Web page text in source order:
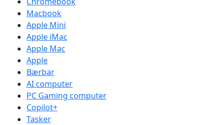
Macbook
Apple Mini
Apple iMac
Apple Mac
Apple
Bærbar
AI computer
PC Gaming computer
Copilot+
Tasker